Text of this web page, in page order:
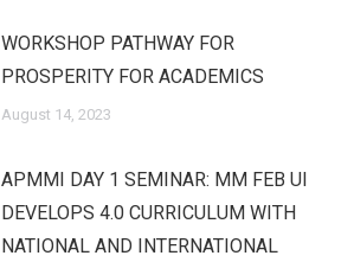
WORKSHOP PATHWAY FOR
PROSPERITY FOR ACADEMICS
August 14, 2023
APMMI DAY 1 SEMINAR: MM FEB UI
DEVELOPS 4.0 CURRICULUM WITH
NATIONAL AND INTERNATIONAL